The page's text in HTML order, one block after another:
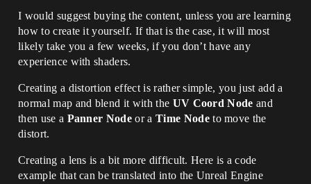
I would suggest buying the content, unless you are learning
how to create it yourself. If that is the case, it will most
likely take you a few weeks, if you don’t have any
experience with shaders.
Creating a distortion effect is rather simple, you just add a
normal map and blend it with the UV Coord Node and
then use a Panner Node or a Time Nodeto move the
distort.
Creating a lens is a bit more difficult. Here is a code
example that can be translated into the Unreal Engine